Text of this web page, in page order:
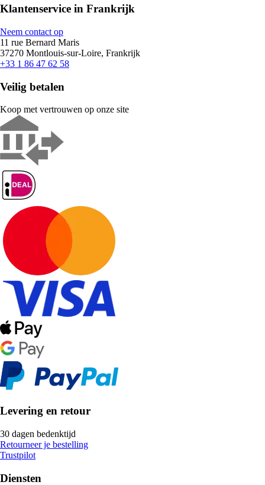
Klantenservice in Frankrijk
Neem contact op
11 rue Bernard Maris
37270 Montlouis-sur-Loire, Frankrijk
+33 1 86 47 62 58
Veilig betalen
Koop met vertrouwen op onze site
Levering en retour
30 dagen bedenktijd
Retourneer je bestelling
Trustpilot
Diensten